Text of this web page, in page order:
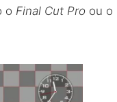
o Final Cut Pro ou o